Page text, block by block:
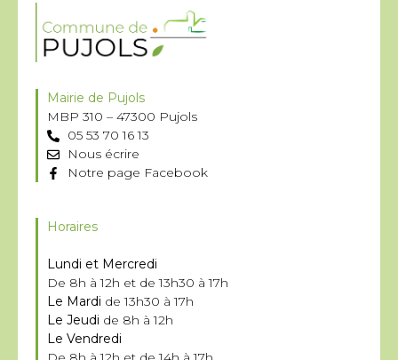
Mairie de Pujols
MBP 310 – 47300 Pujols
05 53 70 16 13
Nous écrire
Notre page Facebook
Horaires
Lundi et Mercredi
De 8h à 12h et de 13h30 à 17h
Le Mardi de 13h30 à 17h
Le Jeudi de 8h à 12h
Le Vendredi